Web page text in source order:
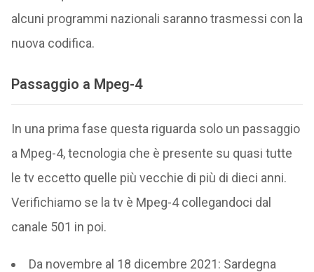
alcuni programmi nazionali saranno trasmessi con la
nuova codifica.
Passaggio a Mpeg-4
In una prima fase questa riguarda solo un passaggio
a Mpeg-4, tecnologia che è presente su quasi tutte
le tv eccetto quelle più vecchie di più di dieci anni.
Verifichiamo se la tv è Mpeg-4 collegandoci dal
canale 501 in poi.
Da novembre al 18 dicembre 2021: Sardegna